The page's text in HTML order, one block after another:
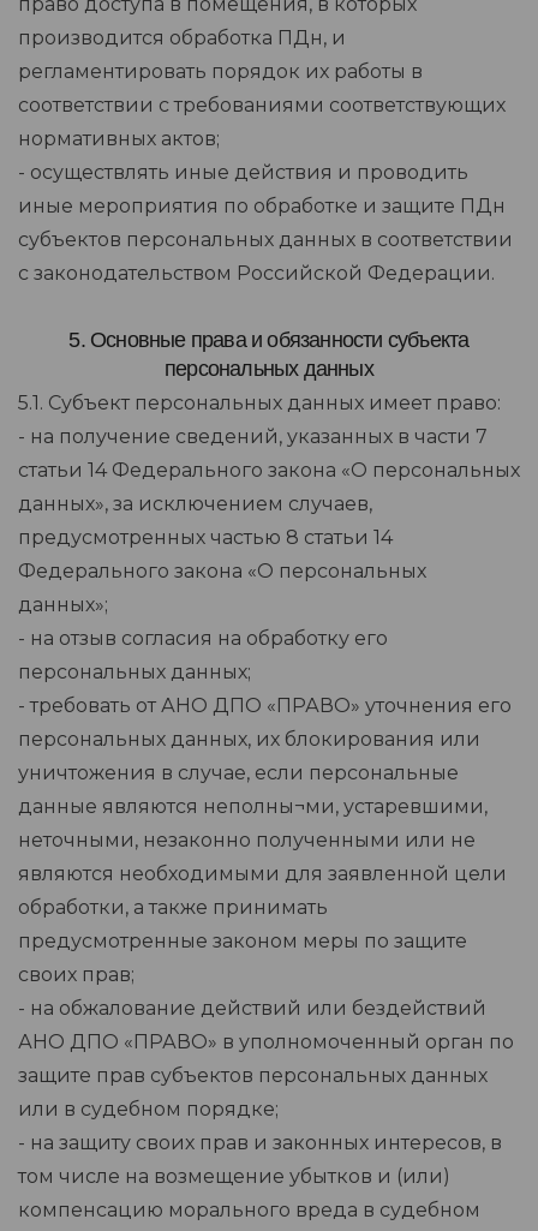
производится обработка ПДн, и
регламентировать порядок их работы в
соответствии с требованиями соответствующих
нормативных актов;
- осуществлять иные действия и проводить
иные мероприятия по обработке и защите ПДн
субъектов персональных данных в соответствии
с законодательством Российской Федерации.
5. Основные права и обязанности субъекта
персональных данных
5.1. Субъект персональных данных имеет право:
- на получение сведений, указанных в части 7
статьи 14 Федерального закона «О персональных
данных», за исключением случаев,
предусмотренных частью 8 статьи 14
Федерального закона «О персональных
данных»;
- на отзыв согласия на обработку его
персональных данных;
- требовать от АНО ДПО «ПРАВО» уточнения его
персональных данных, их блокирования или
уничтожения в случае, если персональные
данные являются неполны¬ми, устаревшими,
неточными, незаконно полученными или не
являются необходимыми для заявленной цели
обработки, а также принимать
предусмотренные законом меры по защите
своих прав;
- на обжалование действий или бездействий
АНО ДПО «ПРАВО» в уполномоченный орган по
защите прав субъектов персональных данных
или в судебном порядке;
- на защиту своих прав и законных интересов, в
том числе на возмещение убытков и (или)
компенсацию морального вреда в судебном